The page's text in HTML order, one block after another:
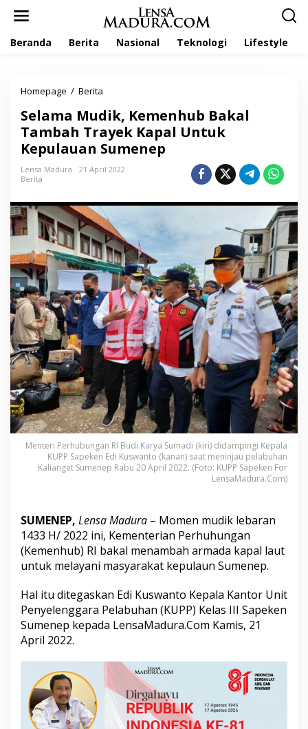
Beranda Berita Nasional Teknologi Lifestyle
Homepage / Berita
l
a
m
a
M
i
k
,
K
e
m
e
n
h
u
b
B
a
k
l
T
a
m
a
h
T
e
k
K
a
l
U
n
k
K
e
Selama Mudik, Kemenhub Bakal
Tambah Trayek Kapal Untuk
Kepulauan Sumenep
Lensa Madura
21 April 2022
Berita
Menteri Perhubungan RI Budi Karya Sumadi (kiri) didampingi Kepala
KUPP Sapeken Edi Kuswanto (kanan) saat meninjau pelabuhan
Kalianget Sumenep Rabu 20 April 2022. (Foto: KUPP Sapeken For
LensaMadura.Com)
SUMENEP, Lensa Madura – Momen mudik lebaran
1433 H/ 2022 ini, Kementerian Perhuhungan
(Kemenhub) RI bakal menambah armada kapal laut
untuk melayani masyarakat kepulaun Sumenep.
Hal itu ditegaskan Edi Kuswanto Kepala Kantor Unit
Penyelenggara Pelabuhan (KUPP) Kelas III Sapeken
Sumenep kepada LensaMadura.Com Kamis, 21
April 2022.